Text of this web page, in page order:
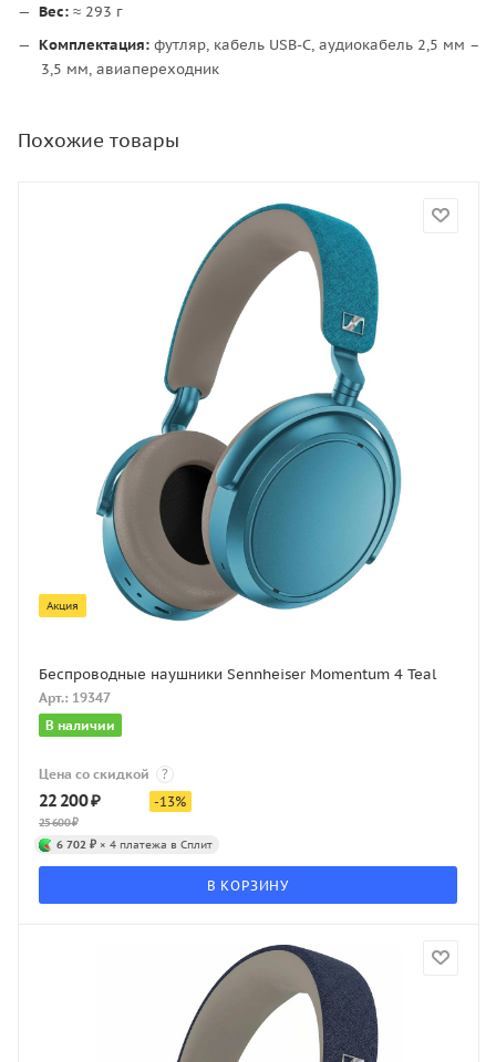
Вес: ≈ 293 г
Комплектация: футляр, кабель USB-C, аудиокабель 2,5 мм –
3,5 мм, авиапереходник
Похожие товары
Акция
Беспроводные наушники Sennheiser Momentum 4 Teal
Арт.: 19347
В наличии
Цена со скидкой ?
22 200₽
25 600₽
-13%
6 702 ₽ × 4 платежа в Сплит
В КОРЗИНУ